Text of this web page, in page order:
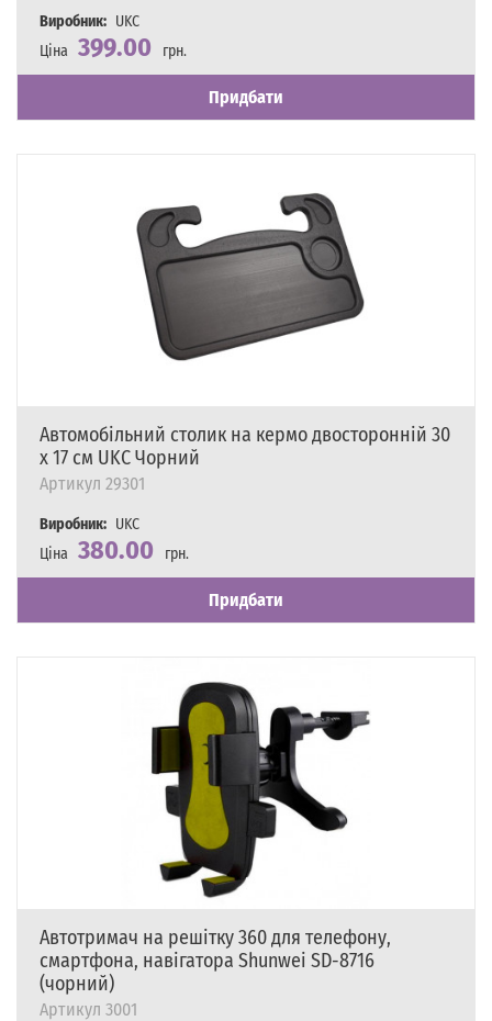
Виробник: UKC
Ціна 399.00
грн.
Наявність
Є в наявності
Придбати
Автомобільний столик на кермо двосторонній 30
х 17 см UKC Чорний
Артикул 29301
Виробник: UKC
Ціна 380.00
грн.
Наявність
Є в наявності
Придбати
Автотримач на решітку 360 для телефону,
смартфона, навігатора Shunwei SD-8716
(чорний)
Артикул 3001